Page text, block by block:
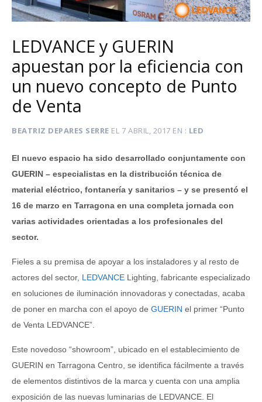
LEDVANCE y GUERIN
apuestan por la eficiencia con
un nuevo concepto de Punto
de Venta
BEATRIZ DEPARES SERRE EL 7 ABRIL, 2017 EN LED
El nuevo espacio ha sido desarrollado conjuntamente con
GUERIN – especialistas en la distribución técnica de
material eléctrico, fontanería y sanitarios – y se presentó el
16 de marzo en Tarragona en una completa jornada con
varias actividades orientadas a los profesionales del
sector.
Fieles a su premisa de apoyar a los instaladores y al resto de
actores del sector, LEDVANCE Lighting, fabricante especializado
en soluciones de iluminación innovadoras y conectadas, acaba
de poner en marcha con el apoyo de GUERIN el primer “Punto
de Venta LEDVANCE”.
Este novedoso “showroom”, ubicado en el establecimiento de
GUERIN en Tarragona Centro, se identifica fácilmente a través
de elementos distintivos de la marca y cuenta con una amplia
exposición de las nuevas luminarias de LEDVANCE. El